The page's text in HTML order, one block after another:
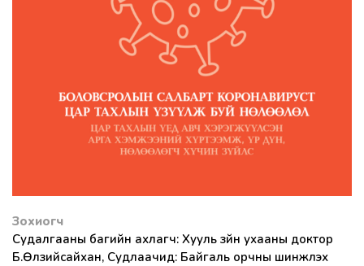
Зохиогч
Судалгааны багийн ахлагч: Хууль зүйн ухааны доктор
Б.Өлзийсайхан, Судлаачид: Байгаль орчны шинжлэх